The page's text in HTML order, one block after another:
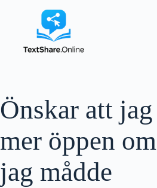
Önskar att
mer öppen
jag mådde